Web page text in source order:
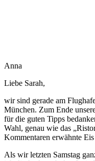
Anna
Liebe Sarah,
wir sind gerade am
München. Zum Ende
für die guten Tipps
Wahl, genau wie das
Kommentaren erwähnte
Als wir letzten Samstag